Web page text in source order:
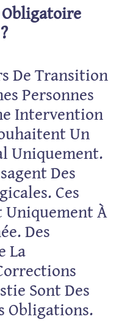
De Transition
Personnes
Intervention
Un
Uniquement.
Des
Ces
À
Des
La
Sont Des
Obligations.